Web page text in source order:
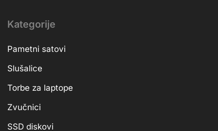
Kategorije
Pametni satovi
Slušalice
Torbe za laptope
Zvučnici
SSD diskovi